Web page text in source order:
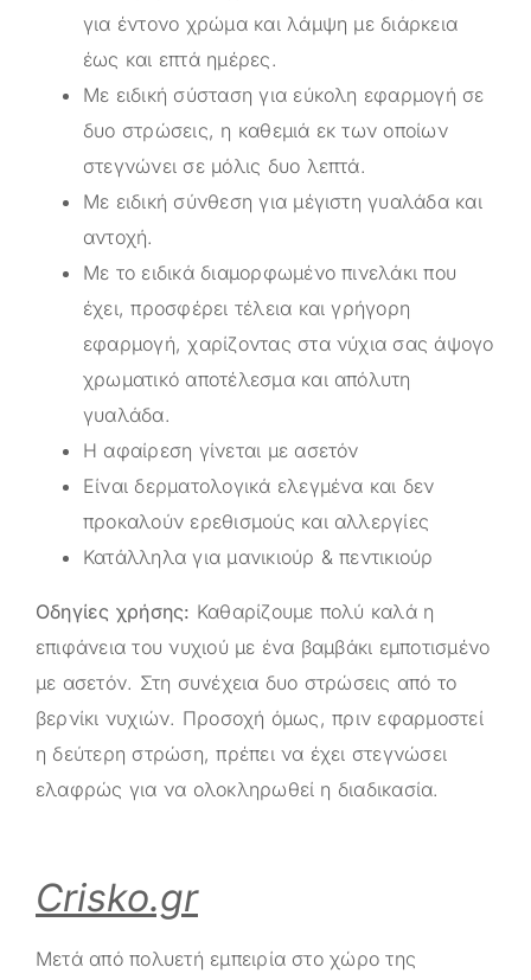
για έντονο χρώμα και λάμψη με διάρκεια
έως και επτά ημέρες.
Με ειδική σύσταση για εύκολη εφαρμογή σε
δυο στρώσεις, η καθεμιά εκ των οποίων
στεγνώνει σε μόλις δυο λεπτά.
Με ειδική σύνθεση για μέγιστη γυαλάδα και
αντοχή.
Με το ειδικά διαμορφωμένο πινελάκι που
έχει, προσφέρει τέλεια και γρήγορη
εφαρμογή, χαρίζοντας στα νύχια σας άψογο
χρωματικό αποτέλεσμα και απόλυτη
γυαλάδα.
Η αφαίρεση γίνεται με ασετόν
Είναι δερματολογικά ελεγμένα και δεν
προκαλούν ερεθισμούς και αλλεργίες
Κατάλληλα για μανικιούρ & πεντικιούρ
Οδηγίες χρήσης: Καθαρίζουμε πολύ καλά η
επιφάνεια του νυχιού με ένα βαμβάκι εμποτισμένο
με ασετόν. Στη συνέχεια δυο στρώσεις από το
βερνίκι νυχιών. Προσοχή όμως, πριν εφαρμοστεί
η δεύτερη στρώση, πρέπει να έχει στεγνώσει
ελαφρώς για να ολοκληρωθεί η διαδικασία.
Crisko.gr
Μετά από πολυετή εμπειρία στο χώρο της